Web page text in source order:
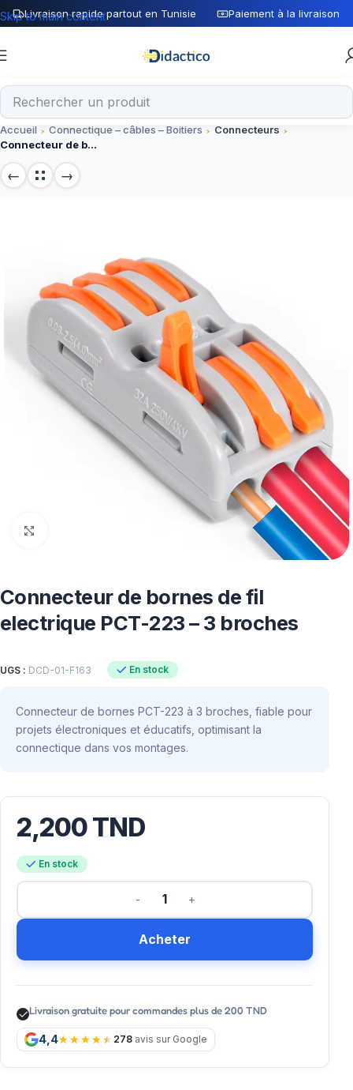
Livraison rapide partout en Tunisie Paiement à la livraison
Skip to main content
Accueil Connectique – câbles – Boitiers
Connecteurs
Connecteur de bornes de fil electrique PCT-223 – 3 broches
Connecteur de bornes de fil
electrique PCT-223 – 3 broches
UGS : DCD-01-F163 En stock
Connecteur de bornes PCT-223 à 3 broches, fiable pour
projets électroniques et éducatifs, optimisant la
connectique dans vos montages.
2,200TND
En stock
Acheter
Livraison gratuite pour commandes plus de 200 TND
4,4 278 avis sur Google